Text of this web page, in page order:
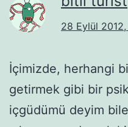
28 Eylül
İçimizde, herhangi
getirmek gibi bir
içgüdümü deyim